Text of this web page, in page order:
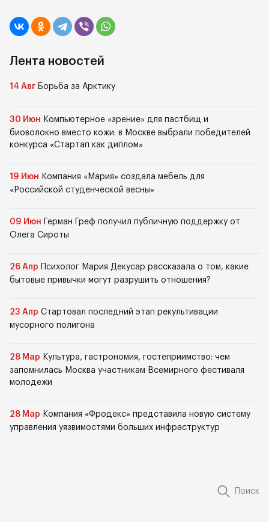
Лента новостей
14 Авг Борьба за Арктику
30 Июн Компьютерное «зрение» для пастбищ и
биоволокно вместо кожи: в Москве выбрали победителей
конкурса «Стартап как диплом»
19 Июн Компания «Мария» создала мебель для
«Российской студенческой весны»
09 Июн
Герман Греф получил публичную поддержку от
Олега Сироты
26 Апр
Психолог Мария Декусар рассказала о том, какие
бытовые привычки могут разрушить отношения?
23 Апр Стартовал последний этап рекультивации
мусорного полигона
28 Мар Культура, гастрономия, гостеприимство: чем
запомнилась Москва участникам Всемирного фестиваля
молодежи
28 Мар Компания «Фродекс» представила новую систему
управления уязвимостями больших инфраструктур
Поиск